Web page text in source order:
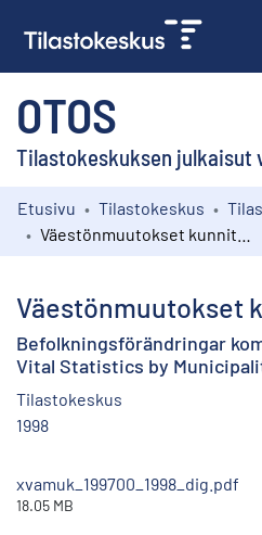
OTOS
Tilastokeskuksen julkaisut
Kokoelmat
Etusivu Tilastokeskus
Väestönmuutokset
Befolkningsförändringar
Vital Statistics by
Tilastokeskus
1998
xvamuk_199700_1998_dig.pdf
18.05 MB